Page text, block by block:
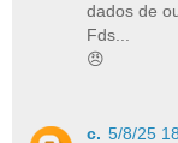
dados de
Fds...
😠
c. 5/8/25